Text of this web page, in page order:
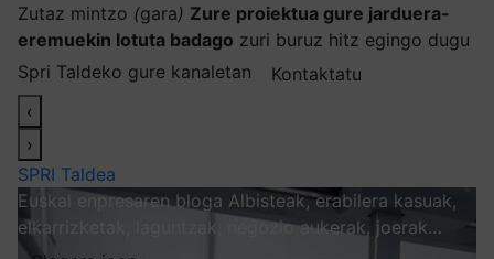
Zutaz mintzo (gara) Zure proiektua gure jarduera-
eremuekin lotuta badago zuri buruz hitz egingo dugu
Spri Taldeko gure kanaletan
Kontaktatu
‹
›
SPRI Taldea
Euskal enpresaren bloga Albisteak, erabilera kasuak,
elkarrizketak, laguntzak, negozio aukerak, joerak…